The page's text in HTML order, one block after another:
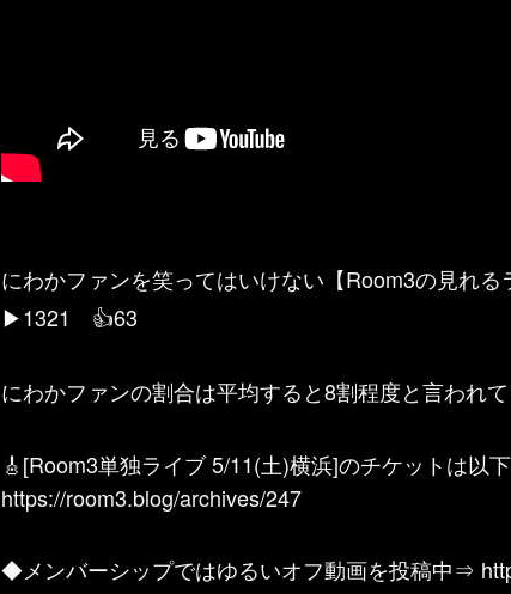
にわかファンを笑ってはいけない【Room3の見れる
▶1321 👍63
にわかファンの割合は平均すると8割程度と言われ
🎸[Room3単独ライブ 5/11(土)横浜]のチケットは以
https://room3.blog/archives/247
◆メンバーシップではゆるいオフ動画を投稿中⇒